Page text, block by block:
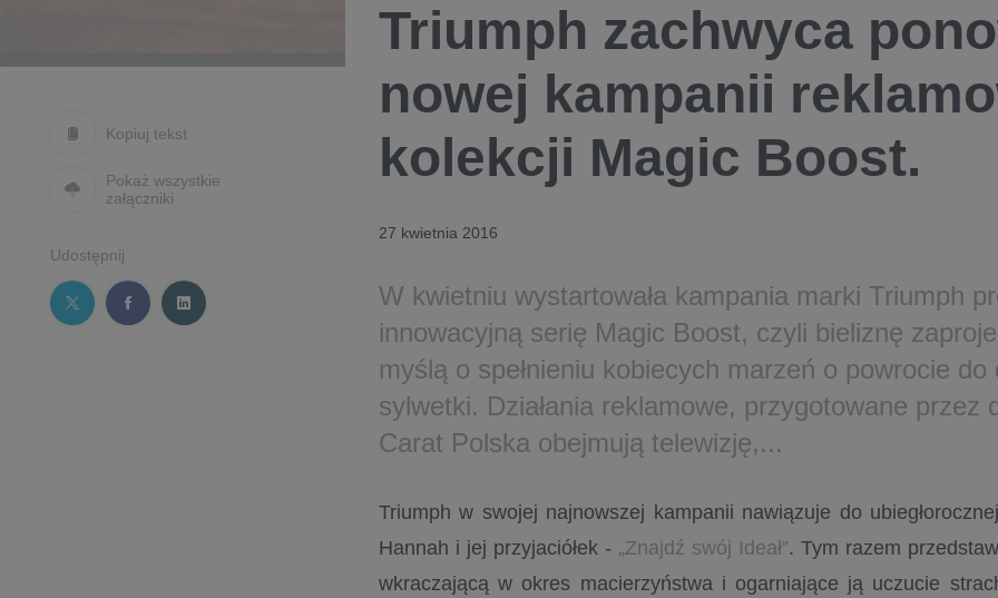
Kopiuj tekst
Pokaż wszystkie
załączniki
Udostępnij
Triumph zachwyca
nowej kampanii
kolekcji Magic Boost.
27 kwietnia 2016
W kwietniu wystartowała kampania marki Triumph
innowacyjną serię Magic Boost, czyli bieliznę
myślą o spełnieniu kobiecych marzeń o powrocie do
sylwetki. Działania reklamowe, przygotowane przez
Carat Polska obejmują telewizję,...
Triumph w swojej najnowszej kampanii nawiązuje do
Hannah i jej przyjaciółek - „Znajdź swój Ideał”. Tym razem
wkraczającą w okres macierzyństwa i ogarniające ją uczucie